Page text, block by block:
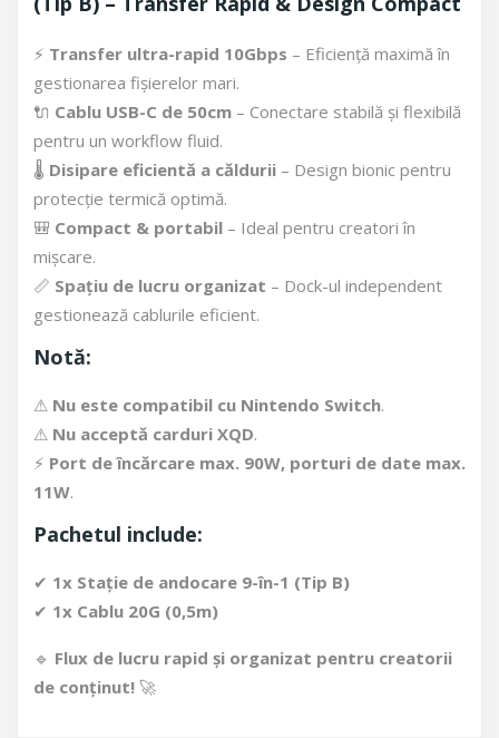
⚡ Transfer ultra-rapid 10Gbps – Eficiență maximă în
gestionarea fișierelor mari.
🔌 Cablu USB-C de 50cm – Conectare stabilă și flexibilă
pentru un workflow fluid.
🌡 Disipare eficientă a căldurii – Design bionic pentru
protecție termică optimă.
🎒 Compact & portabil – Ideal pentru creatori în
mișcare.
📏 Spațiu de lucru organizat – Dock-ul independent
gestionează cablurile eficient.
Notă:
⚠ Nu este compatibil cu Nintendo Switch.
⚠ Nu acceptă carduri XQD.
⚡ Port de încărcare max. 90W, porturi de date max.
11W.
Pachetul include:
✔ 1x Stație de andocare 9-în-1 (Tip B)
✔ 1x Cablu 20G (0,5m)
🔹 Flux de lucru rapid și organizat pentru creatorii
de conținut! 🚀